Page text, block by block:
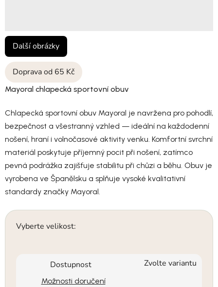
Doprava od 65 Kč
Mayoral chlapecká sportovní obuv
Chlapecká sportovní obuv Mayoral je navržena pro pohodlí,
bezpečnost a všestranný vzhled — ideální na každodenní
nošení, hraní i volnočasové aktivity venku. Komfortní svrchní
materiál poskytuje příjemný pocit při nošení, zatímco
pevná podrážka zajišťuje stabilitu při chůzi a běhu. Obuv je
vyrobena ve Španělsku a splňuje vysoké kvalitativní
standardy značky Mayoral.
Vyberte velikost:
Dostupnost Zvolte variantu
Možnosti doručení
Další obrázky